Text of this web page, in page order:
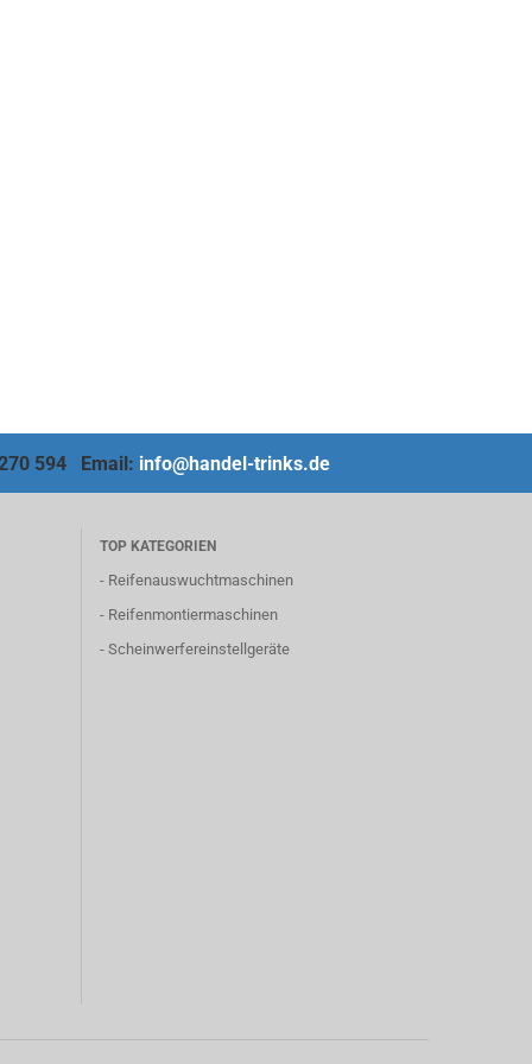
594 Email: info@handel-trinks.de
TOP KATEGORIEN
- Reifenauswuchtmaschinen
- Reifenmontiermaschinen
- Scheinwerfereinstellgeräte